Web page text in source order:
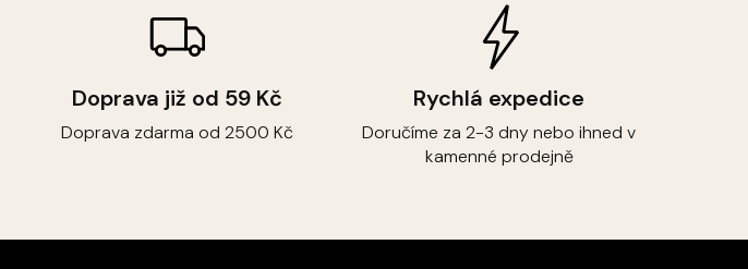
Doprava již od 59 Kč
Doprava zdarma od 2500 Kč
Rychlá expedice
Doručíme za 2-3 dny nebo ihned v
kamenné prodejně